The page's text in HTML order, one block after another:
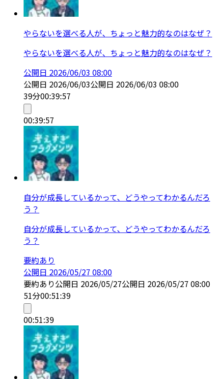
やらないを選べる人が、ちょっと魅力的なのはなぜ？
やらないを選べる人が、ちょっと魅力的なのはなぜ？
公開日 2026/06/03 08:00
公開日 2026/06/03公開日 2026/06/03 08:00
39分00:39:57
00:39:57
自分が成長しているかって、どうやってわかるんだろ
う？
自分が成長しているかって、どうやってわかるんだろ
う？
要約あり
公開日 2026/05/27 08:00
要約あり公開日 2026/05/27公開日 2026/05/27 08:00
51分00:51:39
00:51:39